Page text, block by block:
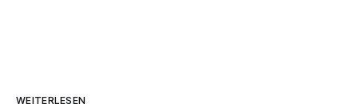
WEITERLESEN